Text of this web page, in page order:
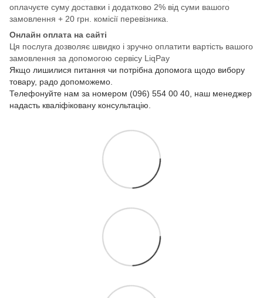
оплачуєте суму доставки і додатково 2% від суми вашого
замовлення + 20 грн. комісії перевізника.
Онлайн оплата на сайті
Ця послуга дозволяє швидко і зручно оплатити вартість вашого
замовлення за допомогою сервісу LiqPay
Якщо лишилися питання чи потрібна допомога щодо вибору
товару, радо допоможемо.
Телефонуйте нам за номером (096) 554 00 40, наш менеджер
надасть кваліфіковану консультацію.